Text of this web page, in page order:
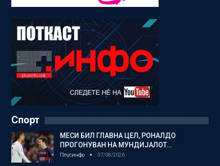
Спорт
МЕСИ БИЛ ГЛАВНА ЦЕЛ, РОНАЛДО
ПРОГОНУВАН НА МУНДИЈАЛОТ…
Плусинфо 07/08/2026